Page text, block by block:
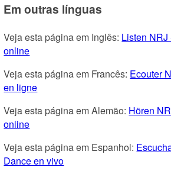
Em outras línguas
Veja esta página em Inglês: Listen
online
Veja esta página em Francês: Ecouter
en ligne
Veja esta página em Alemão: Hören
online
Veja esta página em Espanhol:
Dance en vivo